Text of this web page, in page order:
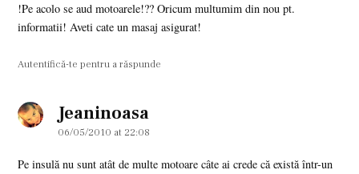
!Pe acolo se aud motoarele!?? Oricum multumim din nou pt.
informatii! Aveti cate un masaj asigurat!
Autentifică-te pentru a răspunde
Jeaninoasa
06/05/2010 at 22:08
Pe insulă nu sunt atât de multe motoare câte ai crede că există într-un